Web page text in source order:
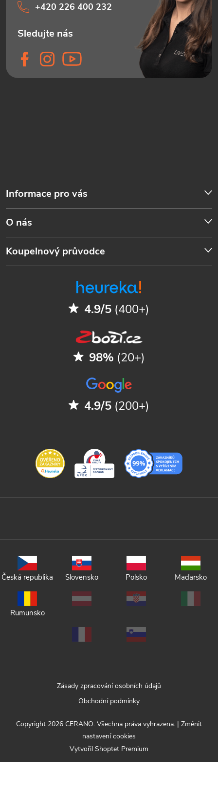
Informace pro vás
O nás
Koupelnový průvodce
+420 226 400 232
4.9/5 (400+)
98% (20+)
4.9/5 (200+)
Česká republika Slovensko Polsko Maďarsko
Rumunsko
Zásady zpracování osobních údajů
Obchodní podmínky
Vytvořil Shoptet Premium
Copyright 2026 CERANO. Všechna práva vyhrazena. | Změnit
nastavení cookies